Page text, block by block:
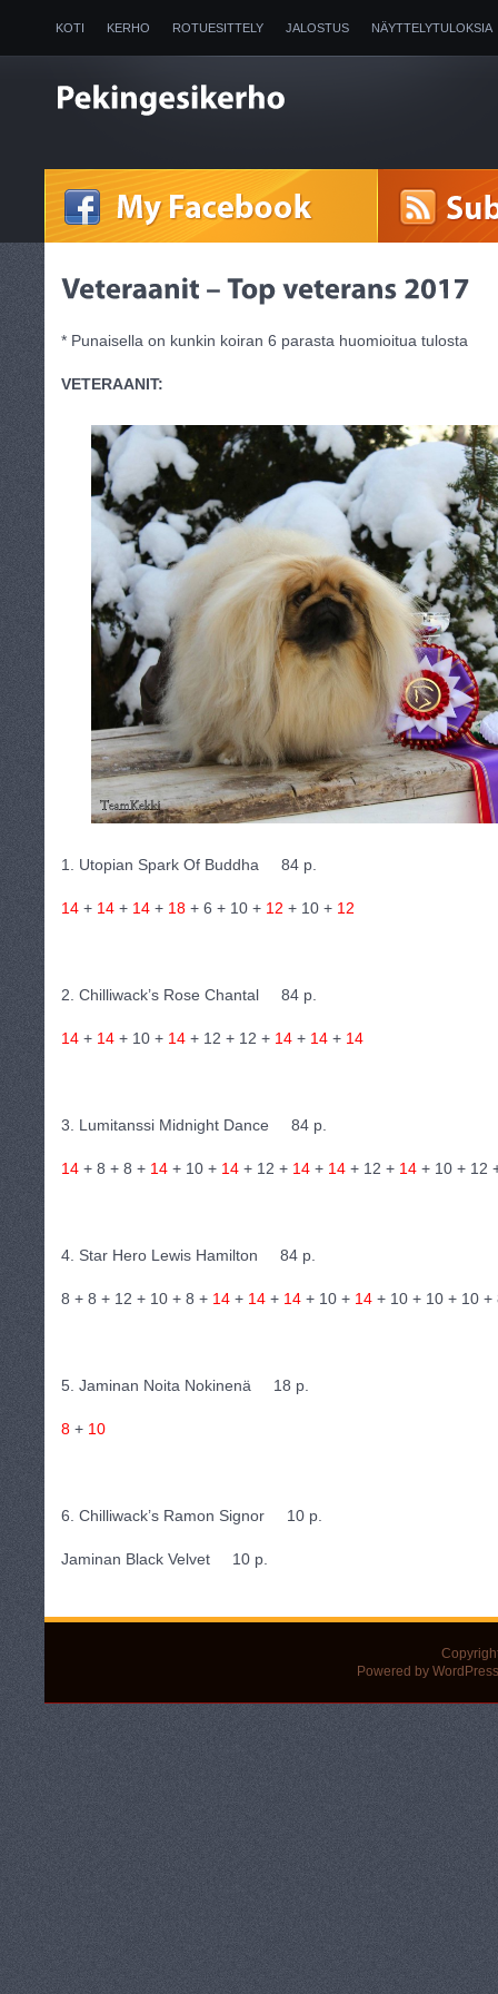
KOTI KERHO ROTUESITTELY JALOSTUS NÄYTTELYTULOKSIA
2025
* Punaisella on kunkin koiran 6 parasta huomioitua tulosta
VETERAANIT:
1. Utopian Spark Of Buddha 84 p.
14 + 14 + 14 + 18 + 6 + 10 + 12 + 10 + 12
2. Chilliwack’s Rose Chantal 84 p.
14 + 14 + 10 + 14 + 12 + 12 + 14 + 14 + 14
3. Lumitanssi Midnight Dance 84 p.
14 + 8 + 8 + 14 + 10 + 14 + 12 + 14 + 14 + 12 + 14 + 10 + 12
4. Star Hero Lewis Hamilton 84 p.
8 + 8 + 12 + 10 + 8 + 14 + 14 + 14 + 10 + 14 + 10 + 10 + 10
5. Jaminan Noita Nokinenä 18 p.
8 + 10
6. Chilliwack’s Ramon Signor 10 p.
Jaminan Black Velvet 10 p.
Powered by